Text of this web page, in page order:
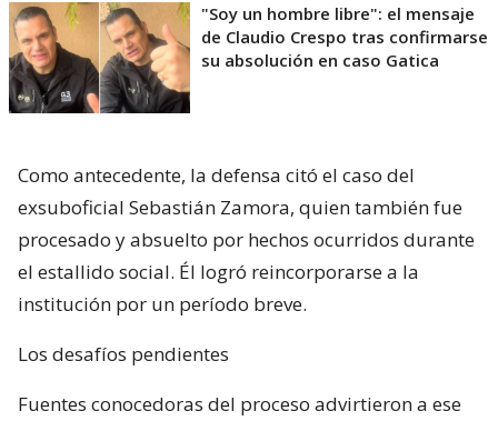
"Soy un hombre libre": el mensaje
de Claudio Crespo tras confirmarse
su absolución en caso Gatica
Como antecedente, la defensa citó el caso del
exsuboficial Sebastián Zamora, quien también fue
procesado y absuelto por hechos ocurridos durante
el estallido social. Él logró reincorporarse a la
institución por un período breve.
Los desafíos pendientes
Fuentes conocedoras del proceso advirtieron a ese